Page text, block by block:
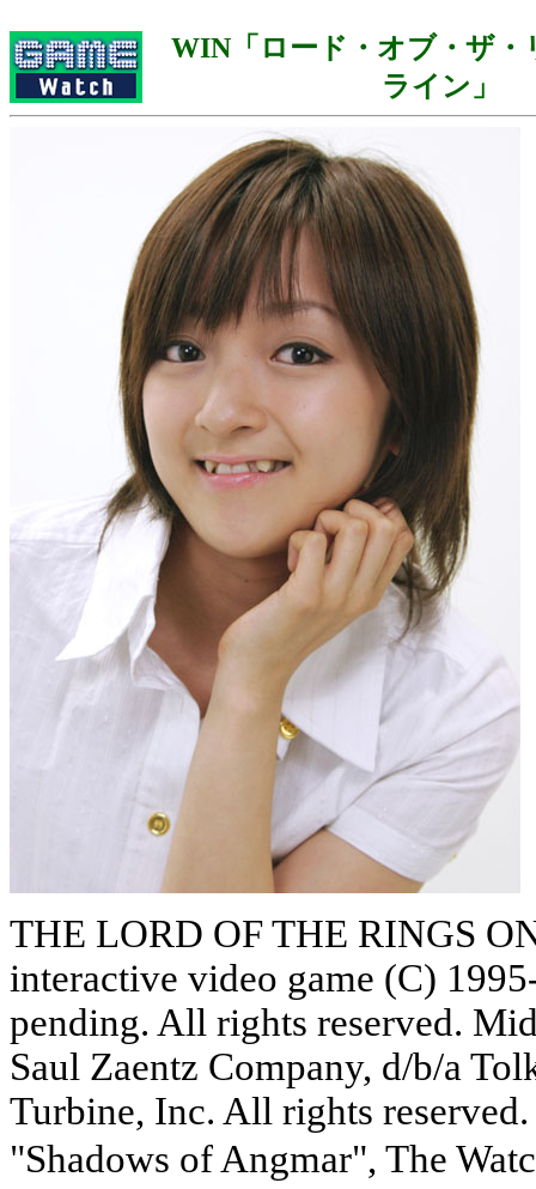
WIN「ロード・オブ・ザ・
ライン」
THE LORD OF THE RINGS
interactive video game (C)
pending. All rights reserved.
Saul Zaentz Company, d/b/a
Turbine, Inc. All rights
"Shadows of Angmar", The